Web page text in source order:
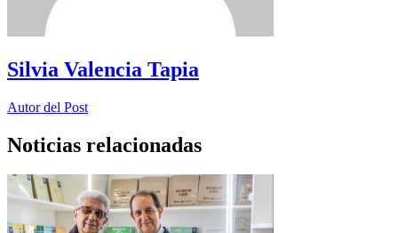
Silvia Valencia Tapia
Autor del Post
Noticias relacionadas